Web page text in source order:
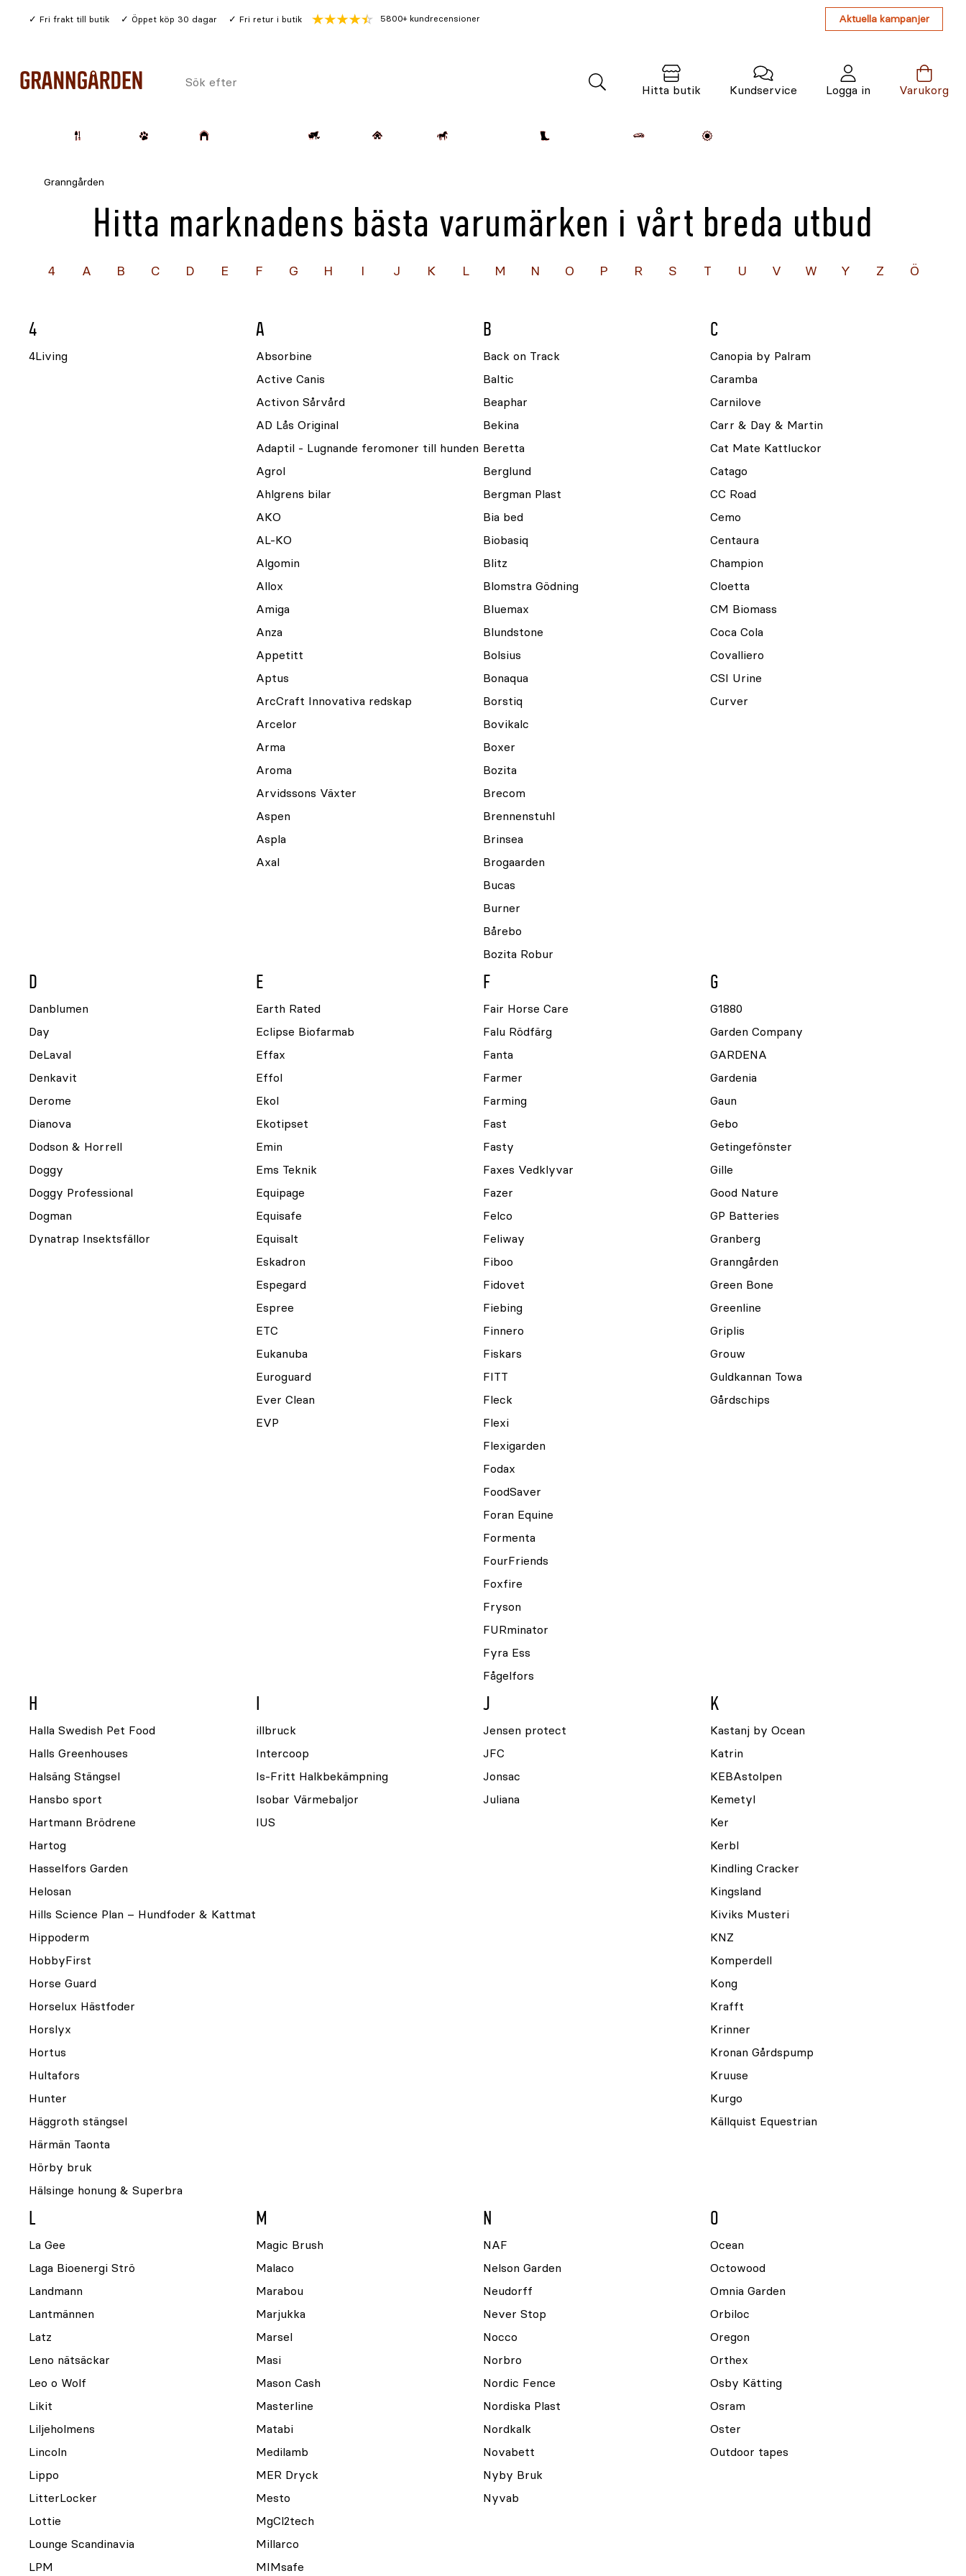
Fri frakt till butik Öppet köp 30 dagar Fri retur i butik 5800+ kundrecensioner Aktuella kampanjer
Sök
Hitta butik Kundservice Logga in Varukorg
Granngården
Hitta marknadens bästa varumärken i vårt breda utbud
4 A B C D E F G H I J K L M N O P R S T U V W Y Z Ö
4
4Living
A
Absorbine
Active Canis
Activon Sårvård
AD Lås Original
Adaptil - Lugnande feromoner till hunden
Agrol
Ahlgrens bilar
AKO
AL-KO
Algomin
Allox
Amiga
Anza
Appetitt
Aptus
ArcCraft Innovativa redskap
Arcelor
Arma
Aroma
Arvidssons Växter
Aspen
Aspla
Axal
B
Back on Track
Baltic
Beaphar
Bekina
Beretta
Berglund
Bergman Plast
Bia bed
Biobasiq
Blitz
Blomstra Gödning
Bluemax
Blundstone
Bolsius
Bonaqua
Borstiq
Bovikalc
Boxer
Bozita
Brecom
Brennenstuhl
Brinsea
Brogaarden
Bucas
Burner
Bårebo
Bozita Robur
C
Canopia by Palram
Caramba
Carnilove
Carr & Day & Martin
Cat Mate Kattluckor
Catago
CC Road
Cemo
Centaura
Champion
Cloetta
CM Biomass
Coca Cola
Covalliero
CSI Urine
Curver
D
Danblumen
Day
DeLaval
Denkavit
Derome
Dianova
Dodson & Horrell
Doggy
Doggy Professional
Dogman
Dynatrap Insektsfällor
E
Earth Rated
Eclipse Biofarmab
Effax
Effol
Ekol
Ekotipset
Emin
Ems Teknik
Equipage
Equisafe
Equisalt
Eskadron
Espegard
Espree
ETC
Eukanuba
Euroguard
Ever Clean
EVP
F
Fair Horse Care
Falu Rödfärg
Fanta
Farmer
Farming
Fast
Fasty
Faxes Vedklyvar
Fazer
Felco
Feliway
Fiboo
Fidovet
Fiebing
Finnero
Fiskars
FITT
Fleck
Flexi
Flexigarden
Fodax
FoodSaver
Foran Equine
Formenta
FourFriends
Foxfire
Fryson
FURminator
Fyra Ess
Fågelfors
G
G1880
Garden Company
GARDENA
Gardenia
Gaun
Gebo
Getingefönster
Gille
Good Nature
GP Batteries
Granberg
Granngården
Green Bone
Greenline
Griplis
Grouw
Guldkannan Towa
Gårdschips
H
Halla Swedish Pet Food
Halls Greenhouses
Halsäng Stängsel
Hansbo sport
Hartmann Brödrene
Hartog
Hasselfors Garden
Helosan
Hills Science Plan – Hundfoder & Kattmat
Hippoderm
HobbyFirst
Horse Guard
Horselux Hästfoder
Horslyx
Hortus
Hultafors
Hunter
Häggroth stängsel
Härmän Taonta
Hörby bruk
Hälsinge honung & Superbra
I
illbruck
Intercoop
Is-Fritt Halkbekämpning
Isobar Värmebaljor
IUS
J
Jensen protect
JFC
Jonsac
Juliana
K
Kastanj by Ocean
Katrin
KEBAstolpen
Kemetyl
Ker
Kerbl
Kindling Cracker
Kingsland
Kiviks Musteri
KNZ
Komperdell
Kong
Krafft
Krinner
Kronan Gårdspump
Kruuse
Kurgo
Källquist Equestrian
L
La Gee
Laga Bioenergi Strö
Landmann
Lantmännen
Latz
Leno nätsäckar
Leo o Wolf
Likit
Liljeholmens
Lincoln
Lippo
LitterLocker
Lottie
Lounge Scandinavia
LPM
M
Magic Brush
Malaco
Marabou
Marjukka
Marsel
Masi
Mason Cash
Masterline
Matabi
Medilamb
MER Dryck
Mesto
MgCl2tech
Millarco
MIMsafe
N
NAF
Nelson Garden
Neudorff
Never Stop
Nocco
Norbro
Nordic Fence
Nordiska Plast
Nordkalk
Novabett
Nyby Bruk
Nyvab
O
Ocean
Octowood
Omnia Garden
Orbiloc
Oregon
Orthex
Osby Kätting
Osram
Oster
Outdoor tapes